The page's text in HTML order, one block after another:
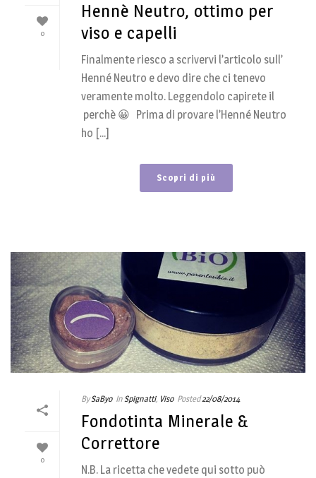
0
Hennè Neutro, ottimo per
viso e capelli
Finalmente riesco a scrivervi l’articolo sull’
Henné Neutro e devo dire che ci tenevo
veramente molto. Leggendolo capirete il
perchè 😀 Prima di provare l’Henné Neutro
ho [...]
Scopri di più
0
BySaByo InSpignatti, Viso Posted22/08/2014
Fondotinta Minerale &
Correttore
N.B. La ricetta che vedete qui sotto può